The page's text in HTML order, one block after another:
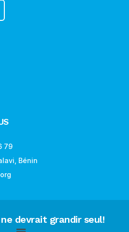
79
Bénin
devrait grandir seul!